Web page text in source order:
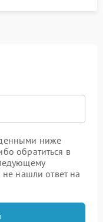
ниже
обратиться в
не нашли ответ на